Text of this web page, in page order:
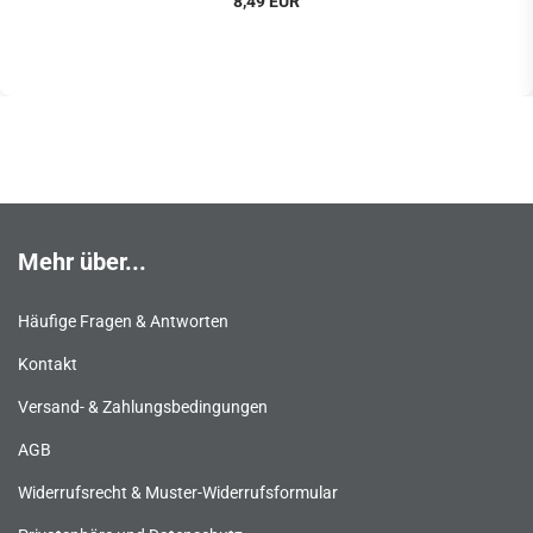
Mehr über...
Häufige Fragen & Antworten
Kontakt
Versand- & Zahlungsbedingungen
AGB
Widerrufsrecht & Muster-Widerrufsformular